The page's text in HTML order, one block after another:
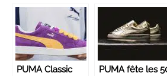
PUMA Classic
PUMA fête les